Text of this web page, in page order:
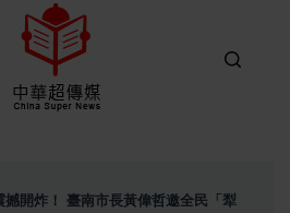
撼開炸！ 臺南市長黃偉哲邀全民「犁